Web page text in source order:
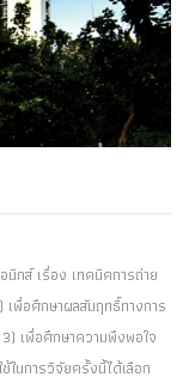
กส์ เรื่อง เทคนิคการถ่าย
พื่อศึกษาผลสัมฤทธิ์ทางการ
เพื่อศึกษาความพึงพอใจ
นการวิจัยครั้งนี้ได้เลือก